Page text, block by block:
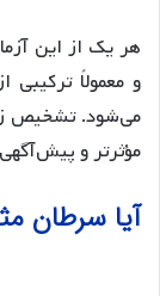
هر یک از این
و معمولاً
می‌شود. تشخیص
مؤثرتر و
آیا سرطان